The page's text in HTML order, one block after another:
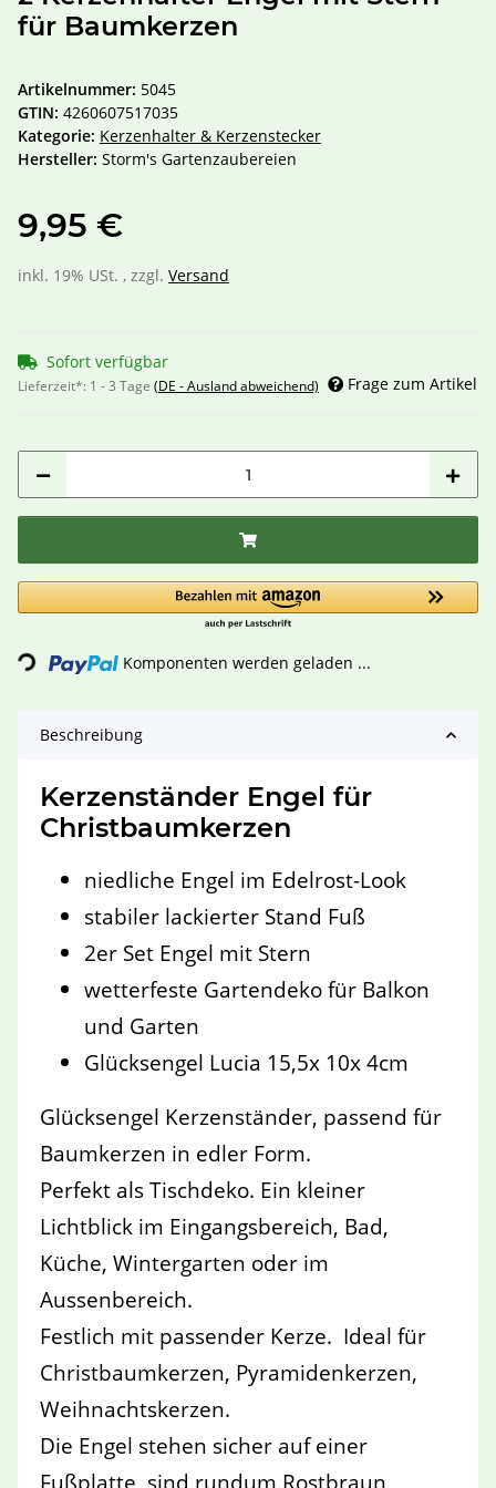
für Baumkerzen
Artikelnummer: 5045
GTIN: 4260607517035
Kategorie: Kerzenhalter & Kerzenstecker
Hersteller: Storm's Gartenzaubereien
9,95 €
inkl. 19% USt. , zzgl. Versand
Sofort verfügbar
Lieferzeit*: 1 - 3 Tage (DE - Ausland abweichend) Frage zum Artikel
Loading... Komponenten werden geladen ...
Beschreibung
Kerzenständer Engel für
Christbaumkerzen
niedliche Engel im Edelrost-Look
stabiler lackierter Stand Fuß
2er Set Engel mit Stern
wetterfeste Gartendeko für Balkon
und Garten
Glücksengel Lucia 15,5x 10x 4cm
Glücksengel Kerzenständer, passend für
Baumkerzen in edler Form.
Perfekt als Tischdeko. Ein kleiner
Lichtblick im Eingangsbereich, Bad,
Küche, Wintergarten oder im
Aussenbereich.
Festlich mit passender Kerze. Ideal für
Christbaumkerzen, Pyramidenkerzen,
Weihnachtskerzen.
Die Engel stehen sicher auf einer
Fußplatte, sind rundum Rostbraun